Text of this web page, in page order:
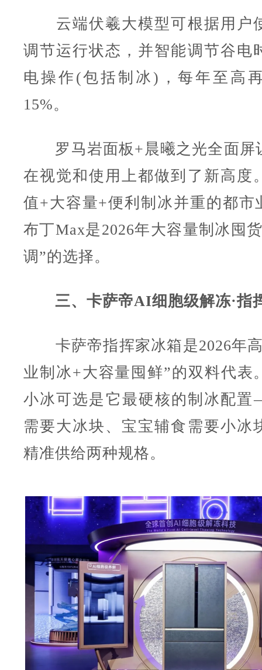
云端伏羲大模型可根据用户
调节运行状态，并智能调节谷电
电操作(包括制冰)，每年至高
15%。
罗马岩面板+晨曦之光全面屏
在视觉和使用上都做到了新高度
值+大容量+便利制冰并重的都市
布丁Max是2026年大容量制冰囤
调”的选择。
三、卡萨帝AI细胞级解冻·指
卡萨帝指挥家冰箱是2026年高
业制冰+大容量囤鲜”的双料代表
小冰可选是它最硬核的制冰配
需要大冰块、宝宝辅食需要小冰
精准供给两种规格。